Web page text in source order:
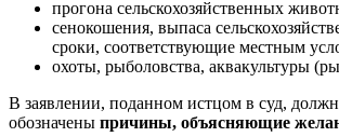
прогона сельскохозяйственных
сенокошения, выпаса
сроки, соответствующие местным
охоты, рыболовства, аквакультуры
В заявлении, поданном истцом в суд,
обозначены причины, объясняющие